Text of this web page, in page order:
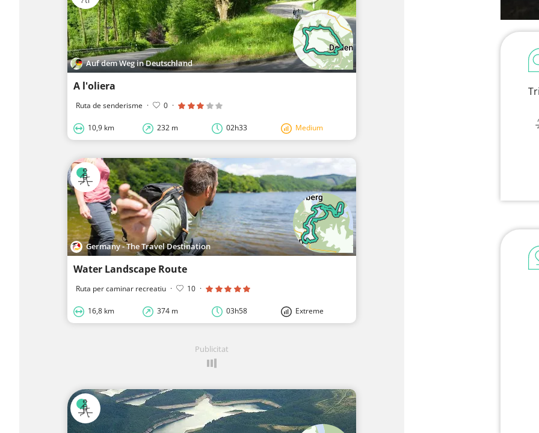
Auf dem Weg in Deutschland
A l'oliera
Ruta de senderisme · 0 ·
10,9 km 232 m 02h33 Medium
Germany - The Travel Destination
Water Landscape Route
Ruta per caminar recreatiu · 10 ·
16,8 km 374 m 03h58 Extreme
Publicitat